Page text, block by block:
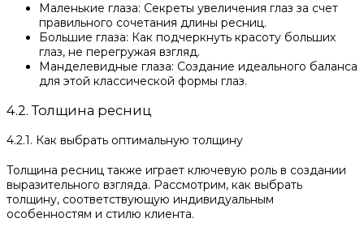
Маленькие глаза: Секреты увеличения глаз за счет
правильного сочетания длины ресниц.
Большие глаза: Как подчеркнуть красоту больших
глаз, не перегружая взгляд.
Манделевидные глаза: Создание идеального баланса
для этой классической формы глаз.
4.2. Толщина ресниц
4.2.1. Как выбрать оптимальную толщину
Толщина ресниц также играет ключевую роль в создании
выразительного взгляда. Рассмотрим, как выбрать
толщину, соответствующую индивидуальным
особенностям и стилю клиента.